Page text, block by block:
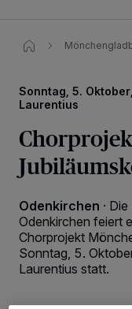
Sonntag, 5.
Laurentius
Odenkirchen · Die
Odenkirchen feiert
Chorprojekt
Sonntag, 5.
Laurentius statt.
Wir und unsere218 -
personenbezogene
Tracking-Technologien
verarbeiten Daten, um
Zwecke. Wenn Tracker
Anzeigen
dieses Menü jederzeit
ändern oder Ihre
Einstellungen oder